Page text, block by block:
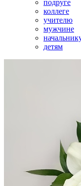
подруге
коллеге
учителю
мужчине
детям